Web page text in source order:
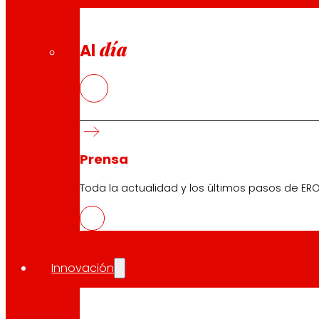
Al día
Prensa
Toda la actualidad y los últimos pasos de
Innovación
: Rosa Carabel, CEO de Grupo EROSKI, y
Más material gráfico y audiovisual
Compartir en: